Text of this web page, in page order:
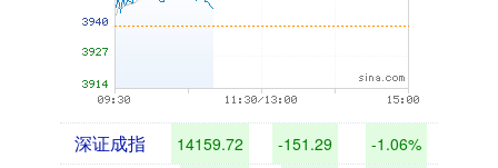
深证成指 14159.72 -151.29 -1.06%